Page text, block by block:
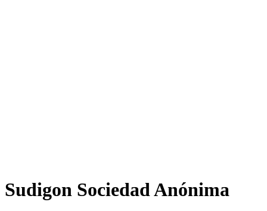
Sudigon Sociedad Anónima